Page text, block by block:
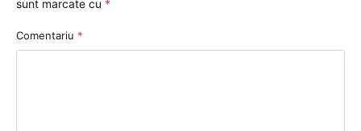
sunt marcate cu *
Comentariu *